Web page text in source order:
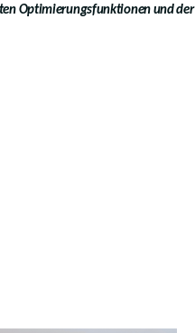
Optimierungsfunktionen und der